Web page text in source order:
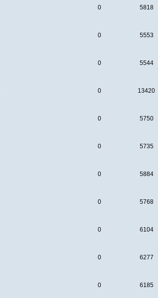
0 5818
0 5553
0 5544
0 13420
0 5750
0 5735
0 5884
0 5768
0 6104
0 6277
0 6185